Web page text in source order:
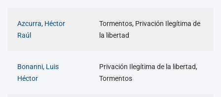
Azcurra, Héctor
Raúl
Tormentos, Privación Ilegítima de
la libertad
Bonanni, Luis
Héctor
Privación Ilegítima de la libertad,
Tormentos